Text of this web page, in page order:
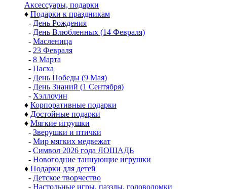
Аксессуары, подарки
♦ Подарки к праздникам
- День Рождения
- День Влюбленных (14 Февраля)
- Масленица
- 23 Февраля
- 8 Марта
- Пасха
- День Победы (9 Мая)
- День Знаний (1 Сентября)
- Хэллоуин
♦ Корпоративные подарки
♦ Достойные подарки
♦ Мягкие игрушки
- Зверушки и птички
- Мир мягких медвежат
- Символ 2026 года ЛОШАДЬ
- Новогодние танцующие игрушки
♦ Подарки для детей
- Детское творчество
- Настольные игры, паззлы, головоломки